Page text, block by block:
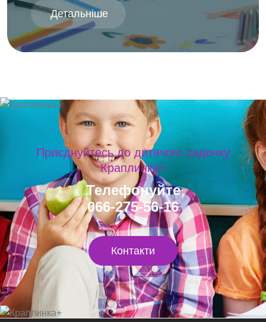
Детальніше
Приєднуйтесь до дитячого садочку
Краплинка+
Телефонуйте
066-275-56-16
Контакти